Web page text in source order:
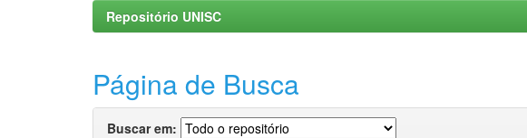
Repositório UNISC
Página de Busca
Buscar em: